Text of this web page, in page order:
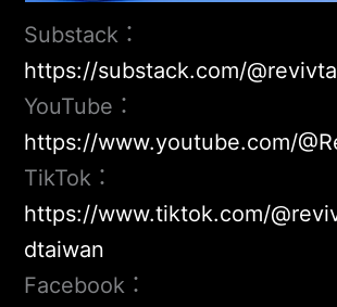
Substack：
https://substack.com/
YouTube：
https://www.youtube.com/
TikTok：
https://www.tiktok.com/
dtaiwan
Facebook：